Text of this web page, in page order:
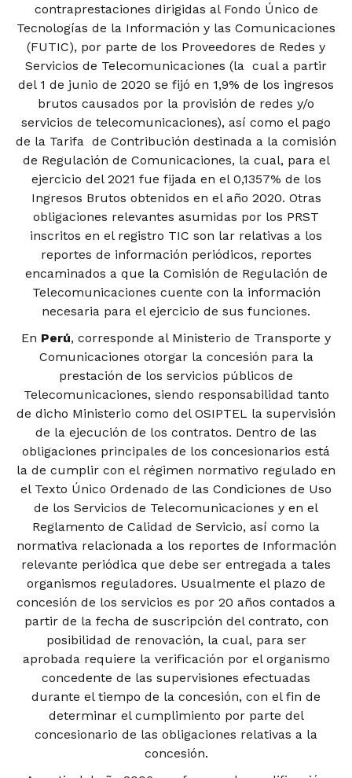
contraprestaciones dirigidas al Fondo Único de
Tecnologías de la Información y las Comunicaciones
(FUTIC), por parte de los Proveedores de Redes y
Servicios de Telecomunicaciones (la cual a partir
del 1 de junio de 2020 se fijó en 1,9% de los ingresos
brutos causados por la provisión de redes y/o
servicios de telecomunicaciones), así como el pago
de la Tarifa de Contribución destinada a la comisión
de Regulación de Comunicaciones, la cual, para el
ejercicio del 2021 fue fijada en el 0,1357% de los
Ingresos Brutos obtenidos en el año 2020. Otras
obligaciones relevantes asumidas por los PRST
inscritos en el registro TIC son lar relativas a los
reportes de información periódicos, reportes
encaminados a que la Comisión de Regulación de
Telecomunicaciones cuente con la información
necesaria para el ejercicio de sus funciones.
En Perú, corresponde al Ministerio de Transporte y
Comunicaciones otorgar la concesión para la
prestación de los servicios públicos de
Telecomunicaciones, siendo responsabilidad tanto
de dicho Ministerio como del OSIPTEL la supervisión
de la ejecución de los contratos. Dentro de las
obligaciones principales de los concesionarios está
la de cumplir con el régimen normativo regulado en
el Texto Único Ordenado de las Condiciones de Uso
de los Servicios de Telecomunicaciones y en el
Reglamento de Calidad de Servicio, así como la
normativa relacionada a los reportes de Información
relevante periódica que debe ser entregada a tales
organismos reguladores. Usualmente el plazo de
concesión de los servicios es por 20 años contados a
partir de la fecha de suscripción del contrato, con
posibilidad de renovación, la cual, para ser
aprobada requiere la verificación por el organismo
concedente de las supervisiones efectuadas
durante el tiempo de la concesión, con el fin de
determinar el cumplimiento por parte del
concesionario de las obligaciones relativas a la
concesión.